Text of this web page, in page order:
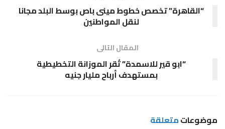
“القاهرة” تخصص خطوط مينى باص بوسط البلد مجانا
لنقل المواطنين
المقال التالى
“ابو قير للاسمدة” تُقر الموزانة التخطيطية
بمستهدف أرباح مليار جنيه
موضوعاتمتعلقة